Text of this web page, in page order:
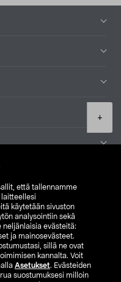
että tallennamme
käytetään sivuston
analysointiin sekä
neljänlaisia evästeitä:
ja mainosevästeet.
sillä ne ovat
kannalta. Voit
Asetukset. Evästeiden
suostumuksesi milloin
+
FI